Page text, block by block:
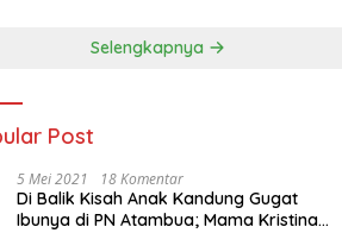
Selengkapnya
Post
5 Mei 2021 18 Komentar
Di Balik Kisah Anak Kandung Gugat
Ibunya di PN Atambua; Mama Kristina